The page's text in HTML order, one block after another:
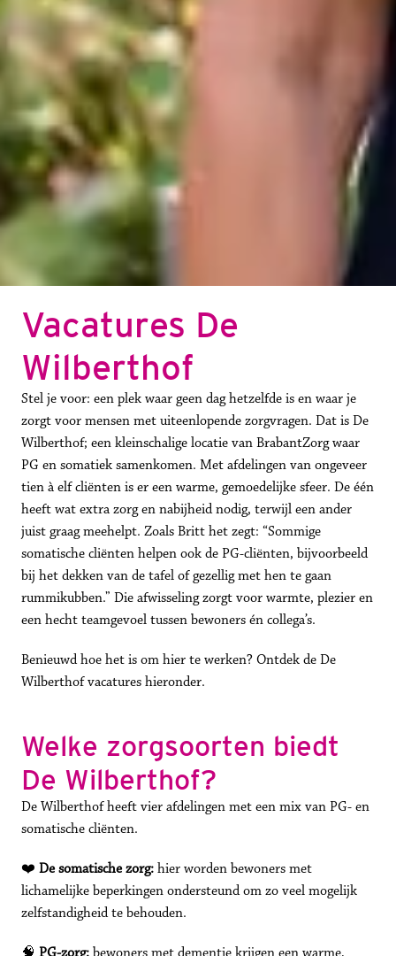
Vacatures De
Wilberthof
Stel je voor: een plek waar geen dag hetzelfde is en waar je
zorgt voor mensen met uiteenlopende zorgvragen. Dat is De
Wilberthof; een kleinschalige locatie van BrabantZorg waar
PG en somatiek samenkomen. Met afdelingen van ongeveer
tien à elf cliënten is er een warme, gemoedelijke sfeer. De één
heeft wat extra zorg en nabijheid nodig, terwijl een ander
juist graag meehelpt. Zoals Britt het zegt: “Sommige
somatische cliënten helpen ook de PG-cliënten, bijvoorbeeld
bij het dekken van de tafel of gezellig met hen te gaan
rummikubben.” Die afwisseling zorgt voor warmte, plezier en
een hecht teamgevoel tussen bewoners én collega’s.
Benieuwd hoe het is om hier te werken? Ontdek de De
Wilberthof vacatures hieronder.
Welke zorgsoorten biedt
De Wilberthof?
De Wilberthof heeft vier afdelingen met een mix van PG- en
somatische cliënten.
❤️ De somatische zorg: hier worden bewoners met
lichamelijke beperkingen ondersteund om zo veel mogelijk
zelfstandigheid te behouden.